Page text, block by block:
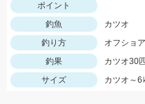
ポイント
釣魚
カツオ
釣り方
オフショ
釣果
カツオ30
サイズ
カツオ～6